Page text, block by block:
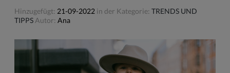
Hinzugefügt: 21-09-2022 in der Kategorie: TRENDS UND
TIPPS Autor: Ana